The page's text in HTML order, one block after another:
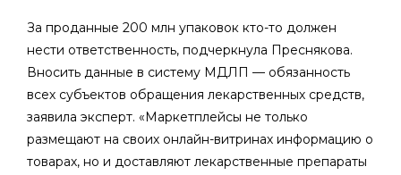
За проданные 200 млн упаковок кто-то должен
нести ответственность, подчеркнула Преснякова.
Вносить данные в систему МДЛП — обязанность
всех субъектов обращения лекарственных средств,
заявила эксперт. «Маркетплейсы не только
размещают на своих онлайн-витринах информацию о
товарах, но и доставляют лекарственные препараты